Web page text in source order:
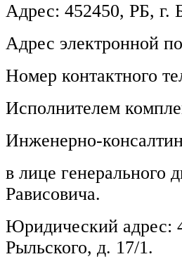
Адрес: 452450, РБ, г.
Адрес электронной
Номер контактного
Исполнителем
Инженерно-
в лице генерального
Рависовича.
Юридический адрес:
Рыльского, д. 17/1.